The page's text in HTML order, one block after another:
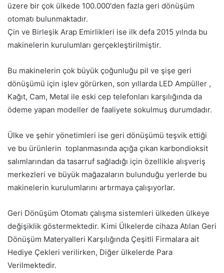
üzere bir çok ülkede 100.000′den fazla geri dönüşüm
otomatı bulunmaktadır.
Çin ve Birleşik Arap Emirlikleri ise ilk defa 2015 yılnda bu
makinelerin kurulumları gerçekleştirilmiştir.
Bu makinelerin çok büyük çoğunluğu pil ve şişe geri
dönüşümü için işlev görürken, son yıllarda LED Ampüller ,
Kağıt, Cam, Metal ile eski cep telefonları karşılığında da
ödeme yapan modeller de faaliyete sokulmuş durumdadır.
Ülke ve şehir yönetimleri ise geri dönüşümü teşvik ettiği
ve bu ürünlerin toplanmasında açığa çıkan karbondioksit
salımlarından da tasarruf sağladığı için özellikle alışveriş
merkezleri ve büyük mağazaların bulunduğu yerlerde bu
makinelerin kurulumlarını artırmaya çalışıyorlar.
Geri Dönüşüm Otomatı çalışma sistemleri ülkeden ülkeye
değişiklik göstermektedir. Kimi Ülkelerde cihaza Atılan Geri
Dönüşüm Materyalleri Karşılığında Çeşitli Firmalara ait
Hediye Çekleri verilirken, Diğer ülkelerde Para
Verilmektedir.